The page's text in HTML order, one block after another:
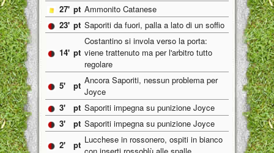
27' pt Ammonito Catanese
23' pt Saporiti da fuori, palla a lato di un soffio
14' pt
Costantino si invola verso la porta:
viene trattenuto ma per l'arbitro tutto
regolare
5'
pt Ancora Saporiti, nessun problema per
Joyce
3'
pt Saporiti impegna su punizione Joyce
3'
pt Saporiti impegna su punizione Joyce
2'
pt Lucchese in rossonero, ospiti in bianco